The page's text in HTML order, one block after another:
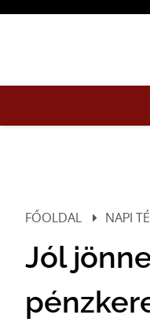
FŐOLDAL NAPI
Jól